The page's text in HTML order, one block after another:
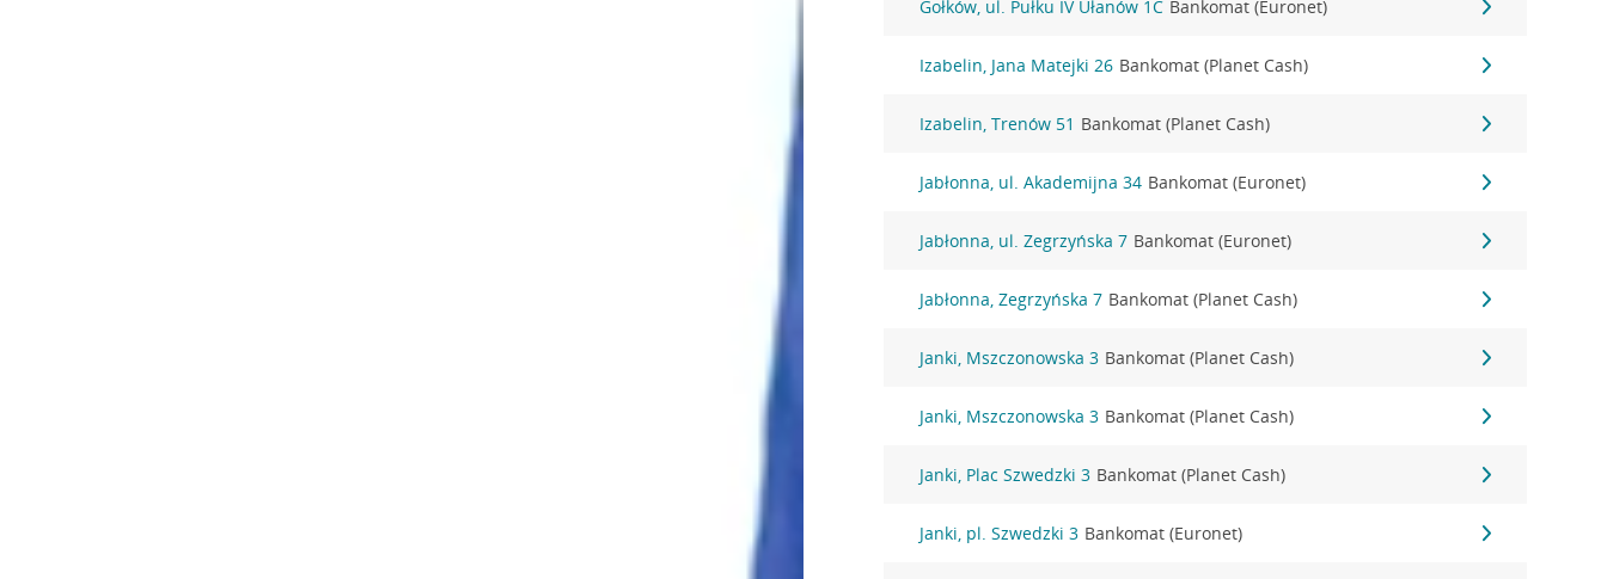
Gołków, ul. Pułku IV Ułanów 1C Bankomat (Euronet)
Izabelin, Jana Matejki 26 Bankomat (Planet Cash)
Izabelin, Trenów 51 Bankomat (Planet Cash)
Jabłonna, ul. Akademijna 34 Bankomat (Euronet)
Jabłonna, ul. Zegrzyńska 7 Bankomat (Euronet)
Jabłonna, Zegrzyńska 7 Bankomat (Planet Cash)
Janki, Mszczonowska 3 Bankomat (Planet Cash)
Janki, Mszczonowska 3 Bankomat (Planet Cash)
Janki, Plac Szwedzki 3 Bankomat (Planet Cash)
Janki, pl. Szwedzki 3 Bankomat (Euronet)